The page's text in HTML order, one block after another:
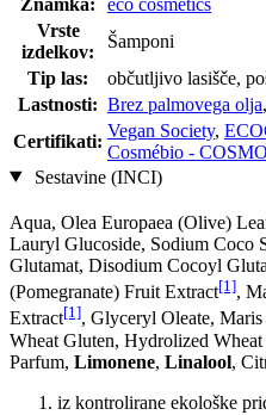
Vrste
izdelkov:
Šamponi
Tip las:
občutljivo lasišče,
Lastnosti: Brez palmovega olja
Certifikati:
Vegan Society,
Cosmébio -
Sestavine (INCI)
Aqua, Olea Europaea (Olive)
Lauryl Glucoside, Sodium Coco­
Glutamat, Disodium Cocoyl
(Pomegranate) Fruit Extract[1],
Extract[1], Glyceryl Oleate,
Wheat Gluten, Hydrolized
Parfum, Limonene, Linalool,
iz kontrolirane ekološke